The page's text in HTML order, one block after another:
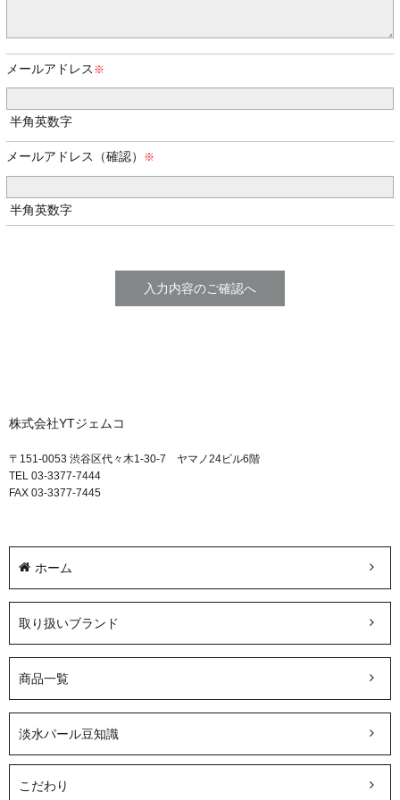
メールアドレス
半角英数字
メールアドレス（確認）
半角英数字
株式会社YTジェムコ
〒151-0053 渋谷区代々木1-30-7 ヤマノ24ビル6階
TEL 03-3377-7444
FAX 03-3377-7445
ホーム
取り扱いブランド
商品一覧
淡水パール豆知識
こだわり